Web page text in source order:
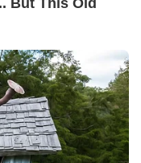
yang tepat.